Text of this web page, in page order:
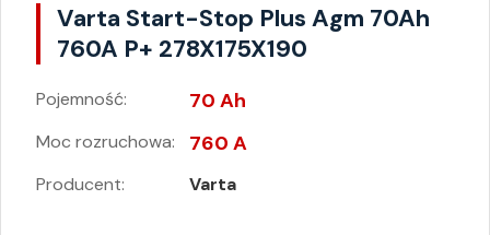
Varta Start-Stop Plus Agm 70Ah
760A P+ 278X175X190
Pojemność: 70 Ah
Moc rozruchowa: 760 A
Producent: Varta